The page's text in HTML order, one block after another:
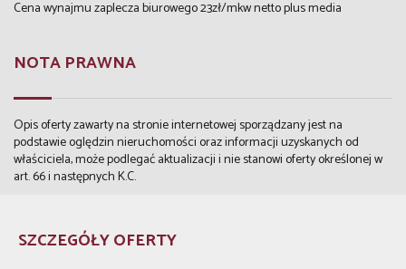
Cena wynajmu zaplecza biurowego 23zł/mkw netto plus media
NOTA PRAWNA
Opis oferty zawarty na stronie internetowej sporządzany jest na
podstawie oględzin nieruchomości oraz informacji uzyskanych od
właściciela, może podlegać aktualizacji i nie stanowi oferty określonej w
art. 66 i następnych K.C.
SZCZEGÓŁY OFERTY